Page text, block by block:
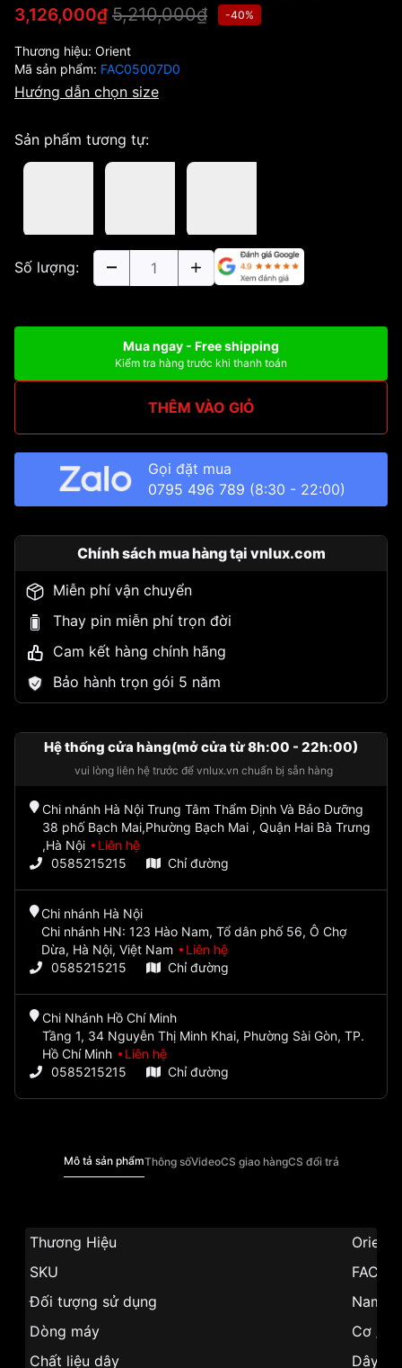
3,126,000₫ 5,210,000₫ -40%
Thương hiệu: Orient
Mã sản phẩm: FAC05007D0
Hướng dẫn chọn size
Sản phẩm tương tự:
Số lượng:
Mua ngay - Free shipping
Kiểm tra hàng trước khi thanh toán
THÊM VÀO GIỎ
Gọi đặt mua
0795 496 789 (8:30 - 22:00)
Chính sách mua hàng tại vnlux.com
Miễn phí vận chuyển
Thay pin miễn phí trọn đời
Cam kết hàng chính hãng
Bảo hành trọn gói 5 năm
Hệ thống cửa hàng(mở cửa từ 8h:00 - 22h:00)
vui lòng liên hệ trước để vnlux.vn chuẩn bị sẵn hàng
Chi nhánh Hà Nội Trung Tâm Thẩm Định Và Bảo Dưỡng
38 phố Bạch Mai,Phường Bạch Mai , Quận Hai Bà Trưng
,Hà Nội
Liên hệ
0585215215
Chỉ đường
Chi nhánh Hà Nội
Chi nhánh HN: 123 Hào Nam, Tổ dân phố 56, Ô Chợ
Dừa, Hà Nội, Việt Nam
Liên hệ
0585215215
Chỉ đường
Chi Nhánh Hồ Chí Minh
Tầng 1, 34 Nguyễn Thị Minh Khai, Phường Sài Gòn, TP.
Hồ Chí Minh
Liên hệ
0585215215
Chỉ đường
Mô tả sản phẩmThông sốVideoCS giao hàngCS đổi trả
Thương Hiệu
Orient
SKU
Đối tượng sử dụng
Nam
Dòng máy
Cơ /
Chất liệu dây
Dây da